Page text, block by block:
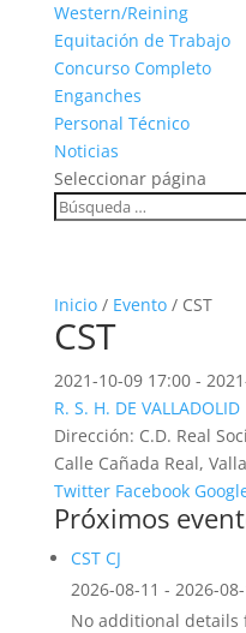
Western/Reining
Equitación de Trabajo
Concurso Completo
Enganches
Personal Técnico
Noticias
Seleccionar página
Inicio/ Evento/ CST
CST
2021-10-09 17:00 -
R. S. H. DE VALLADOLID
Dirección: C.D. Real
Calle Cañada Real,
Twitter Facebook
Próximos
CST CJ
2026-08-11 - 2026-
No additional details